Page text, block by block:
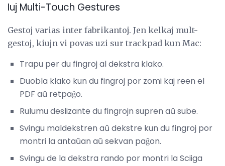
Iuj Multi-Touch Gestures
Gestoj varias inter fabrikantoj. Jen kelkaj mult-
gestoj, kiujn vi povas uzi sur trackpad kun Mac:
Trapu per du fingroj al dekstra klako.
Duobla klako kun du fingroj por zomi kaj reen el
PDF aŭ retpaĝo.
Rulumu deslizante du fingrojn supren aŭ sube.
Svingu maldekstren aŭ dekstre kun du fingroj por
montri la antaŭan aŭ sekvan paĝon.
Svingu de la dekstra rando por montri la Sciiga